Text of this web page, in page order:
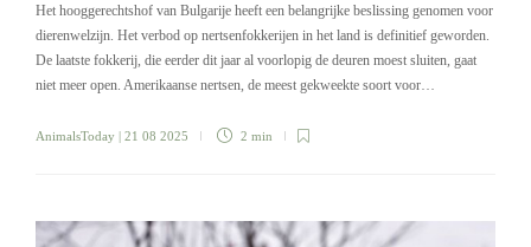
Het hooggerechtshof van Bulgarije heeft een belangrijke beslissing genomen voor
dierenwelzijn. Het verbod op nertsenfokkerijen in het land is definitief geworden.
De laatste fokkerij, die eerder dit jaar al voorlopig de deuren moest sluiten, gaat
niet meer open. Amerikaanse nertsen, de meest gekweekte soort voor…
AnimalsToday | 21 08 2025 2 min